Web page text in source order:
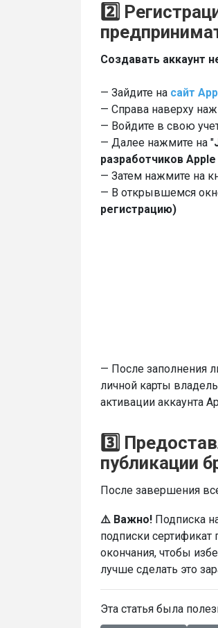
2️⃣
Создавать аккаунт
— Зайдите на сайт
— Справа наверху
— Войдите в свою
— Далее нажмите на "
разработчиков Apple
— Затем нажмите на
— В открывшемся
регистрацию)
— После заполнения
личной карты
активации аккаунта
3️⃣
публикации
После завершения
⚠️ Важно! Подписка
подписки сертификат
окончания, чтобы
лучше сделать это
Эта статья была